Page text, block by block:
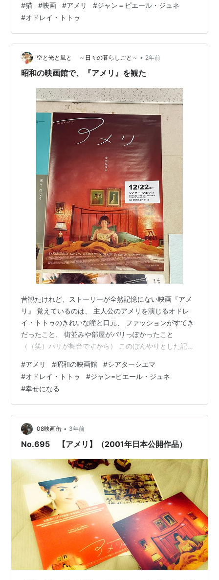
だけます） ◆◆ この映画の猫 ◆◆ 役：☆☆（脇役級）
主人公の知り合いの飼い猫 名前：ロドリーグ 色柄：サビ
その他の猫：アパートの管理人の女性のキジトラ猫 ゴミ
バケツにたむろする、白黒など４匹のノラ猫。 ◆パリの
灯は遠く 2024年7月26日から９月８日にかけてのパリオ
リンピ…
#猫 #映画 #アメリ #ジャン＝ピエール・ジュネ
#オドレイ・トトゥ
空と光と風と ～日々の暮らしごと～ • 2年前
昭和の映画館で、『アメリ』を観た
昔観たけれど、ストーリーが全然記憶にない映画『アメ
リ』 覚えているのは、 主人公のアメリを演じるオドレ
イ・トトゥのきれいな瞳と口元、 ファッションがすてき
だったこと、 街並みや部屋がパリっぽかったこと
（（笑）パリが舞台ですから） このぼんやりとした記憶
れないのだけど……。話題の映画だったし、今まで紹介さ
れることもあったけど、 敢えてスルーして、この映画は
映画館で観る！と思っていました。 2023年年末、22年
経って（2001年11月日本公開） デジタルリマスター版で
リバイバル公開ということで、 ようやく映画館で観るこ
とができました。 この色合い…
#アメリ #昭和の映画館 #シアターシエマ
#オドレイ・トトゥ #ジャン=ピエール・ジュネ
#幸せになる
08映画缶 • 3年前
No.695 【アメリ】（2001年日本公開作品）